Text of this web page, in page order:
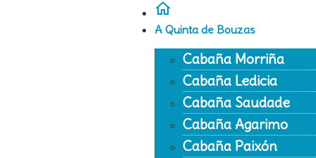
A Quinta de Bouzas
Cabaña Morriña
Cabaña Ledicia
Cabaña Saudade
Cabaña Agarimo
Cabaña Paixón